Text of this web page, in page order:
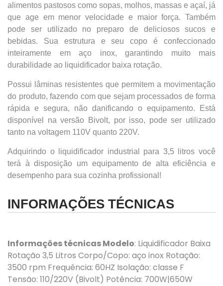
alimentos pastosos como sopas, molhos, massas e açaí, j
que age em menor velocidade e maior força. Também
pode ser utilizado no preparo de deliciosos sucos e
bebidas. Sua estrutura e seu copo é confeccionado
inteiramente em aço inox, garantindo muito mais
durabilidade ao liquidificador baixa rotação.
Possui lâminas resistentes que permitem a movimentação
do produto, fazendo com que sejam processados de forma
rápida e segura, não danificando o equipamento. Est
disponível na versão Bivolt, por isso, pode ser utilizado
tanto na voltagem 110V quanto 220V.
Adquirindo o liquidificador industrial para 3,5 litros você
terá à disposição um equipamento de alta eficiência e
desempenho para sua cozinha profissional!
INFORMAÇÕES TÉCNICAS
Informações técnicas Modelo: Liquidificador Baixa
Rotação 3,5 Litros Corpo/Copo: aço inox Rotação:
3500 rpm Frequência: 60HZ Isolação: classe F
Tensão: 110/220V (Bivolt) Potência: 700W|650W